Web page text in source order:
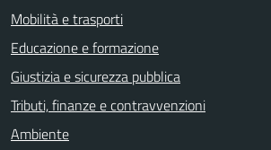
Mobilità e trasporti
Educazione e formazione
Giustizia e sicurezza pubblica
Tributi, finanze e contravvenzioni
Ambiente